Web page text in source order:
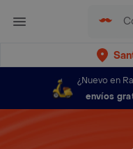
¿Nuevo en
envíos